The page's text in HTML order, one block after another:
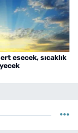
esecek, sıcaklık